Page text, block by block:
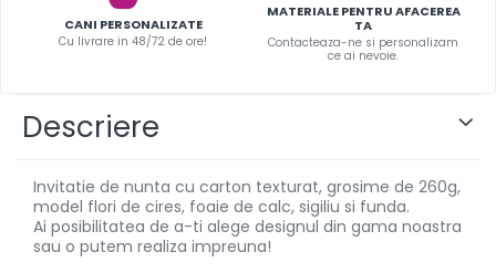
CANI PERSONALIZATE
Cu livrare in 48/72 de ore!
MATERIALE PENTRU AFACEREA
TA
Contacteaza-ne si personalizam
ce ai nevoie.
Descriere
Invitatie de nunta cu carton texturat, grosime de 260g,
model flori de cires, foaie de calc, sigiliu si funda.
Ai posibilitatea de a-ti alege designul din gama noastra
sau o putem realiza impreuna!